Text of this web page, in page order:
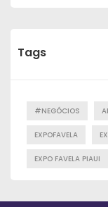
Tags
#NEGÓCIOS
EXPOFAVELA
EXPO FAVELA PIAUI